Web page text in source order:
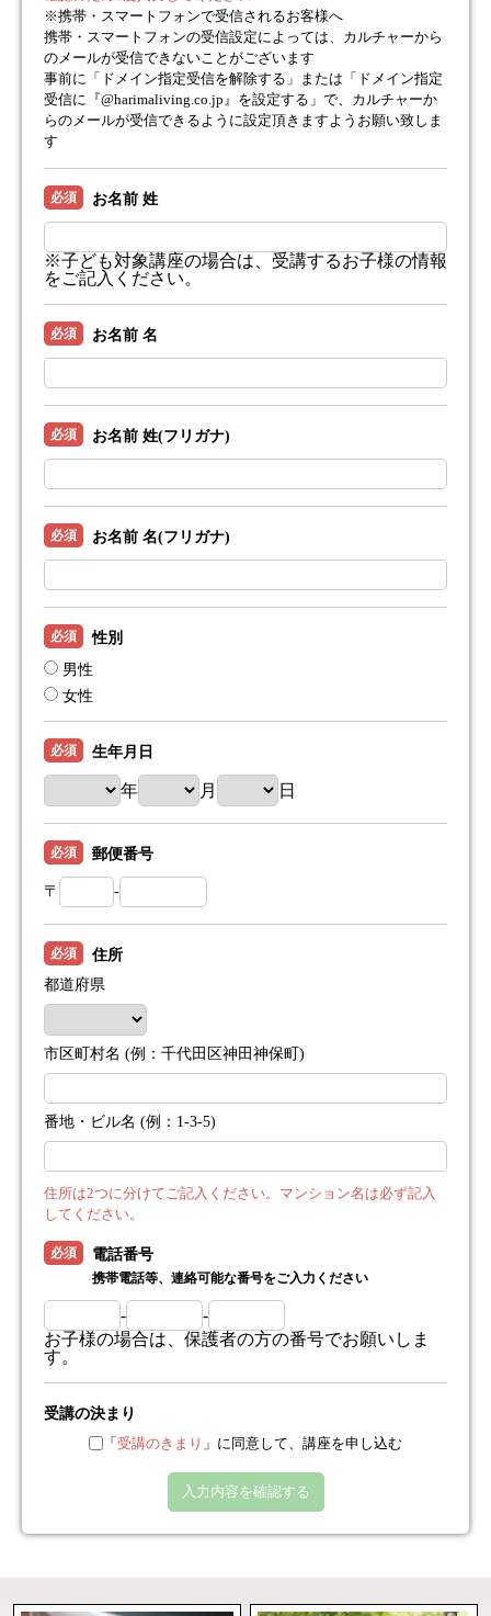
※携帯・スマートフォンで受信されるお客様へ
携帯・スマートフォンの受信設定によっては、カルチャーから
のメールが受信できないことがございます
事前に「ドメイン指定受信を解除する」または「ドメイン指定
受信に『@harimaliving.co.jp』を設定する」で、カルチャーか
らのメールが受信できるように設定頂きますようお願い致しま
す
必須 お名前 姓
※子ども対象講座の場合は、受講するお子様の情報
をご記入ください。
必須 お名前 名
必須 お名前 姓(フリガナ)
必須 お名前 名(フリガナ)
必須
性別
男性
女性
必須 生年月日
年 月 日
必須 郵便番号
〒 -
必須
住所
都道府県
市区町村名 (例：千代田区神田神保町)
番地・ビル名 (例：1-3-5)
住所は2つに分けてご記入ください。マンション名は必ず記入
してください。
必須 電話番号
携帯電話等、連絡可能な番号をご入力ください
-
-
お子様の場合は、保護者の方の番号でお願いしま
す。
受講の決まり
「 受講のきまり 」に同意して、講座を申し込む